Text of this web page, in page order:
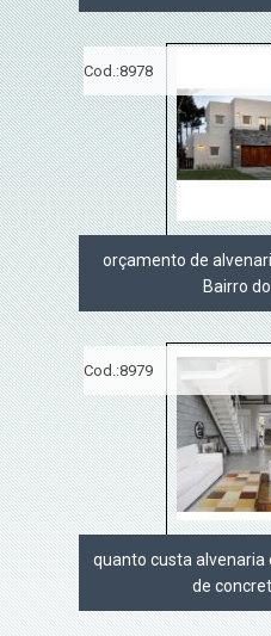
Cod.:8978
orçamento de
Bairro
Cod.:8979
quanto custa
de